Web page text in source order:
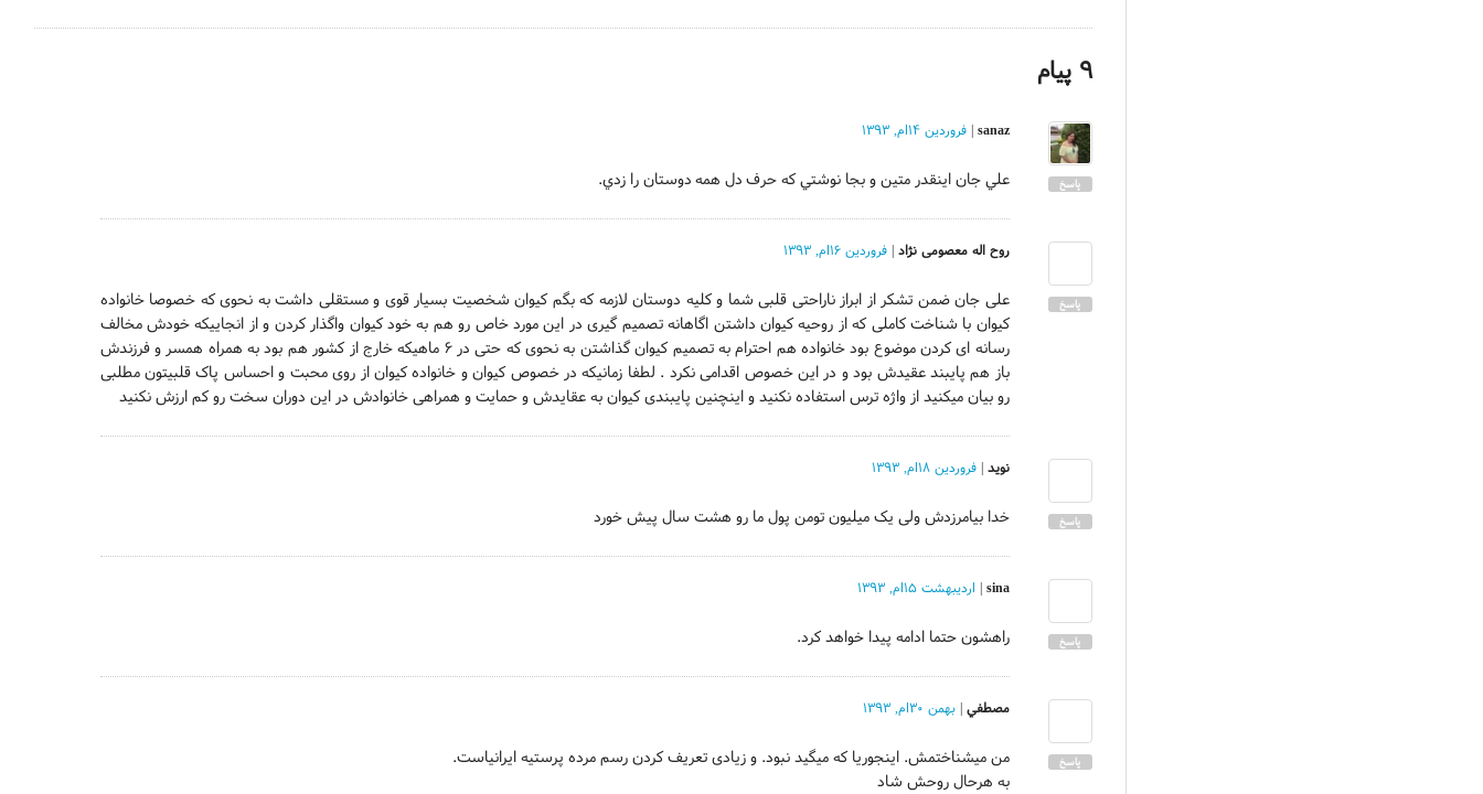
۹ پیام
پاسخ
sanaz
|فروردین ۱۴ام, ۱۳۹۳
ﻋﻠﻲ ﺟﺎﻥ اﻳﻨﻘﺪﺭ ﻣﺘﻴﻦ و ﺑﺠﺎ ﻧﻮﺷﺘﻲ ﻛﻪ ﺣﺮﻑ ﺩﻝ ﻫﻤﻪ ﺩﻭﺳﺘﺎﻥ ﺭا ﺯﺩﻱ.
پاسخ
روح اله معصومی نژاد |فروردین ۱۶ام, ۱۳۹۳
علی جان ضمن تشکر از ابراز ناراحتی قلبی شما و کلیه دوستان لازمه که بگم کیوان شخصیت بسیار قوی و مستقلی داشت به نحوی که خصوصا خانواده
کیوان با شناخت کاملی که از روحیه کیوان داشتن اگاهانه تصمیم گیری در این مورد خاص رو هم به خود کیوان واگذار کردن و از انجاییکه خودش مخالف
رسانه ای کردن موضوع بود خانواده هم احترام به تصمیم کیوان گذاشتن به نحوی که حتی در ۶ ماهیکه خارج از کشور هم بود به همراه همسر و فرزندش
باز هم پایبند عقیدش بود و در این خصوص اقدامی نکرد . لطفا زمانیکه در خصوص کیوان و خانواده کیوان از روی محبت و احساس پاک قلبیتون مطلبی
رو بیان میکنید از واژه ترس استفاده نکنید و اینچنین پایبندی کیوان به عقایدش و حمایت و همراهی خانوادش در این دوران سخت رو کم ارزش نکنید
پاسخ
نويد |فروردین ۱۸ام, ۱۳۹۳
خدا بیامرزدش ولى یک میلیون تومن پول ما رو هشت سال پیش خورد
پاسخ
sina
| اردیبهشت ۱۵ام, ۱۳۹۳
راهشون حتما ادامه پیدا خواهد کرد.
پاسخ
مصطفي |بهمن ۳۰ام, ۱۳۹۳
من میشناختمش. اینجوریا که میگید نبود. و زیادی تعریف کردن رسم مرده پرستیه ایرانیاست.
به هرحال روحش شاد